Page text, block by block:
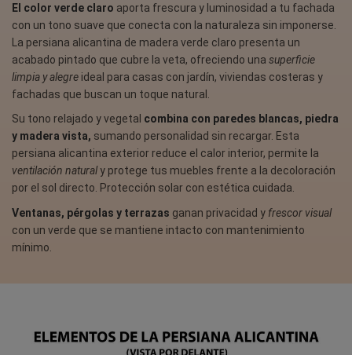
El color verde claro aporta frescura y luminosidad a tu fachada
con un tono suave que conecta con la naturaleza sin imponerse.
La persiana alicantina de madera verde claro presenta un
acabado pintado que cubre la veta, ofreciendo una superficie
limpia y alegre ideal para casas con jardín, viviendas costeras y
fachadas que buscan un toque natural.
Su tono relajado y vegetal combina con paredes blancas, piedra
y madera vista, sumando personalidad sin recargar. Esta
persiana alicantina exterior reduce el calor interior, permite la
ventilación naturaly protege tus muebles frente a la decoloración
por el sol directo. Protección solar con estética cuidada.
Ventanas, pérgolas y terrazas ganan privacidad y frescor visual
con un verde que se mantiene intacto con mantenimiento
mínimo.